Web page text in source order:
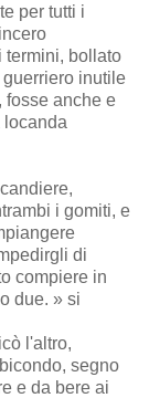
per tutti i
termini, bollato
inutile
fosse anche e
locanda
i gomiti, e
di
compiere in
due. » si
l'altro,
segno
e da bere ai